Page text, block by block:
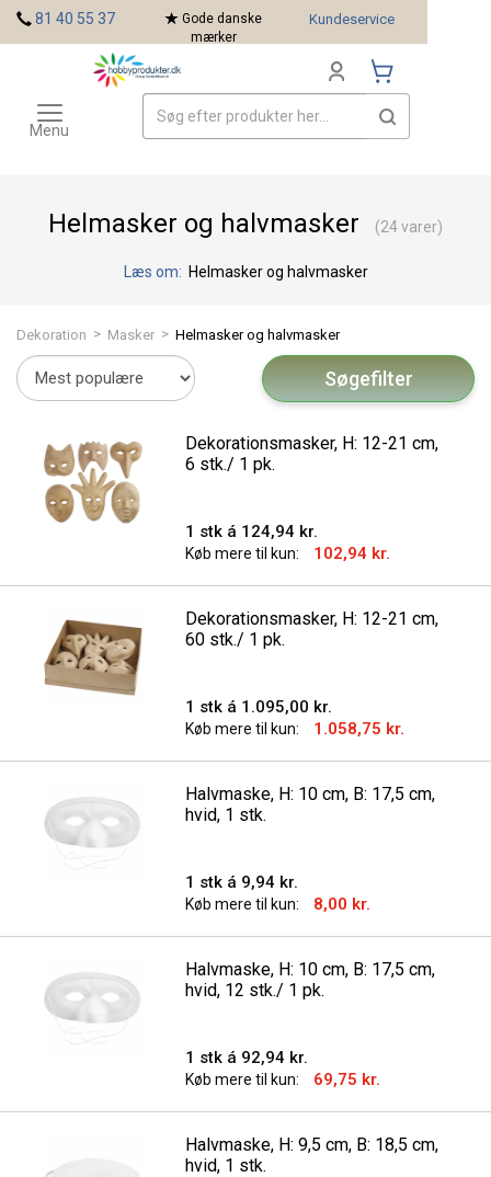
Helmasker og halvmasker (24 varer)
Læs om: Helmasker og halvmasker
Dekoration > Masker > Helmasker og halvmasker
Søgefilter
Dekorationsmasker, H: 12-21 cm,
6 stk./ 1 pk.
1 stk á 124,94 kr.
Køb mere til kun: 102,94 kr.
Dekorationsmasker, H: 12-21 cm,
60 stk./ 1 pk.
1 stk á 1.095,00 kr.
Køb mere til kun: 1.058,75 kr.
Halvmaske, H: 10 cm, B: 17,5 cm,
hvid, 1 stk.
1 stk á 9,94 kr.
Køb mere til kun: 8,00 kr.
Halvmaske, H: 10 cm, B: 17,5 cm,
hvid, 12 stk./ 1 pk.
1 stk á 92,94 kr.
Køb mere til kun: 69,75 kr.
Halvmaske, H: 9,5 cm, B: 18,5 cm,
hvid, 1 stk.
81 40 55 37
Gode danske
mærker
Kundeservice
Toggle
navigation
Menu
Mærker